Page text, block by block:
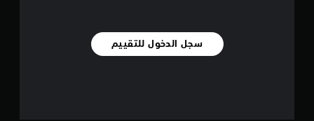
سجل الدخول للتقييم